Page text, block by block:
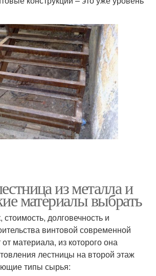
из металла и
материалы выбрать
стоимость, долговечность и
винтовой современной
материала, из которого она
лестницы на второй этаж
типы сырья: